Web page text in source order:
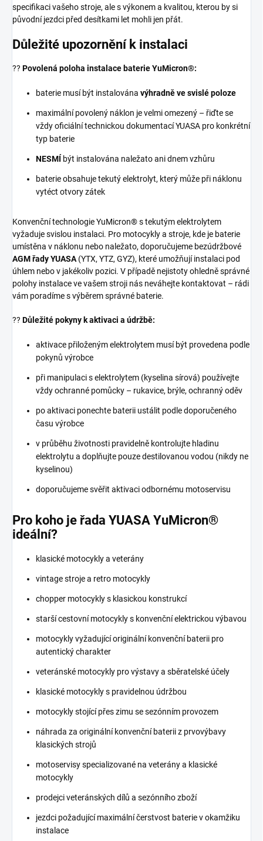
specifikaci vašeho stroje, ale s výkonem a kvalitou, kterou by si
původní jezdci před desítkami let mohli jen přát.
Důležité upozornění k instalaci
?? Povolená poloha instalace baterie YuMicron®:
baterie musí být instalována výhradně ve svislé poloze
maximální povolený náklon je velmi omezený – řiďte se
vždy oficiální technickou dokumentací YUASA pro konkrétní
typ baterie
NESMÍ být instalována naležato ani dnem vzhůru
baterie obsahuje tekutý elektrolyt, který může při náklonu
vytéct otvory zátek
Konvenční technologie YuMicron® s tekutým elektrolytem
vyžaduje svislou instalaci. Pro motocykly a stroje, kde je baterie
umístěna v náklonu nebo naležato, doporučujeme bezúdržbové
AGM řady YUASA (YTX, YTZ, GYZ), které umožňují instalaci pod
úhlem nebo v jakékoliv pozici. V případě nejistoty ohledně správné
polohy instalace ve vašem stroji nás neváhejte kontaktovat – rádi
vám poradíme s výběrem správné baterie.
?? Důležité pokyny k aktivaci a údržbě:
aktivace přiloženým elektrolytem musí být provedena podle
pokynů výrobce
při manipulaci s elektrolytem (kyselina sírová) používejte
vždy ochranné pomůcky – rukavice, brýle, ochranný oděv
po aktivaci ponechte baterii ustálit podle doporučeného
času výrobce
v průběhu životnosti pravidelně kontrolujte hladinu
elektrolytu a doplňujte pouze destilovanou vodou (nikdy ne
kyselinou)
doporučujeme svěřit aktivaci odbornému motoservisu
Pro koho je řada YUASA YuMicron®
ideální?
klasické motocykly a veterány
vintage stroje a retro motocykly
chopper motocykly s klasickou konstrukcí
starší cestovní motocykly s konvenční elektrickou výbavou
motocykly vyžadující originální konvenční baterii pro
autentický charakter
veteránské motocykly pro výstavy a sběratelské účely
klasické motocykly s pravidelnou údržbou
motocykly stojící přes zimu se sezónním provozem
náhrada za originální konvenční baterii z prvovýbavy
klasických strojů
motoservisy specializované na veterány a klasické
motocykly
prodejci veteránských dílů a sezónního zboží
jezdci požadující maximální čerstvost baterie v okamžiku
instalace